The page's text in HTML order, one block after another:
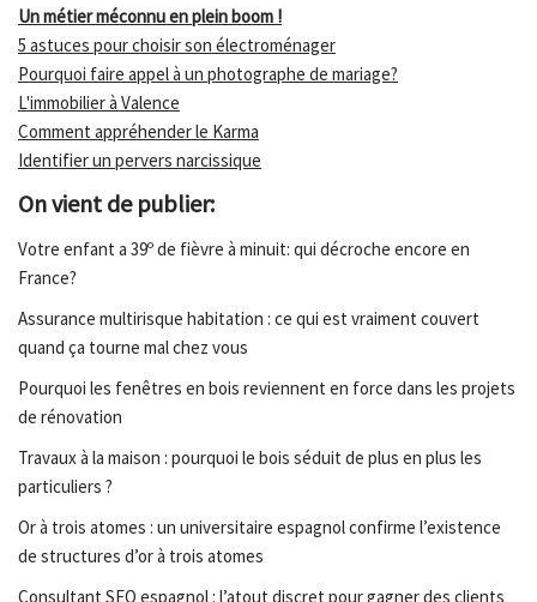
Un métier méconnu en plein boom !
5 astuces pour choisir son électroménager
Pourquoi faire appel à un photographe de mariage?
L'immobilier à Valence
Comment appréhender le Karma
Identifier un pervers narcissique
On vient de publier:
Votre enfant a 39º de fièvre à minuit: qui décroche encore en
France?
Assurance multirisque habitation : ce qui est vraiment couvert
quand ça tourne mal chez vous
Pourquoi les fenêtres en bois reviennent en force dans les projets
de rénovation
Travaux à la maison : pourquoi le bois séduit de plus en plus les
particuliers ?
Or à trois atomes : un universitaire espagnol confirme l’existence
de structures d’or à trois atomes
Consultant SEO espagnol : l’atout discret pour gagner des clients